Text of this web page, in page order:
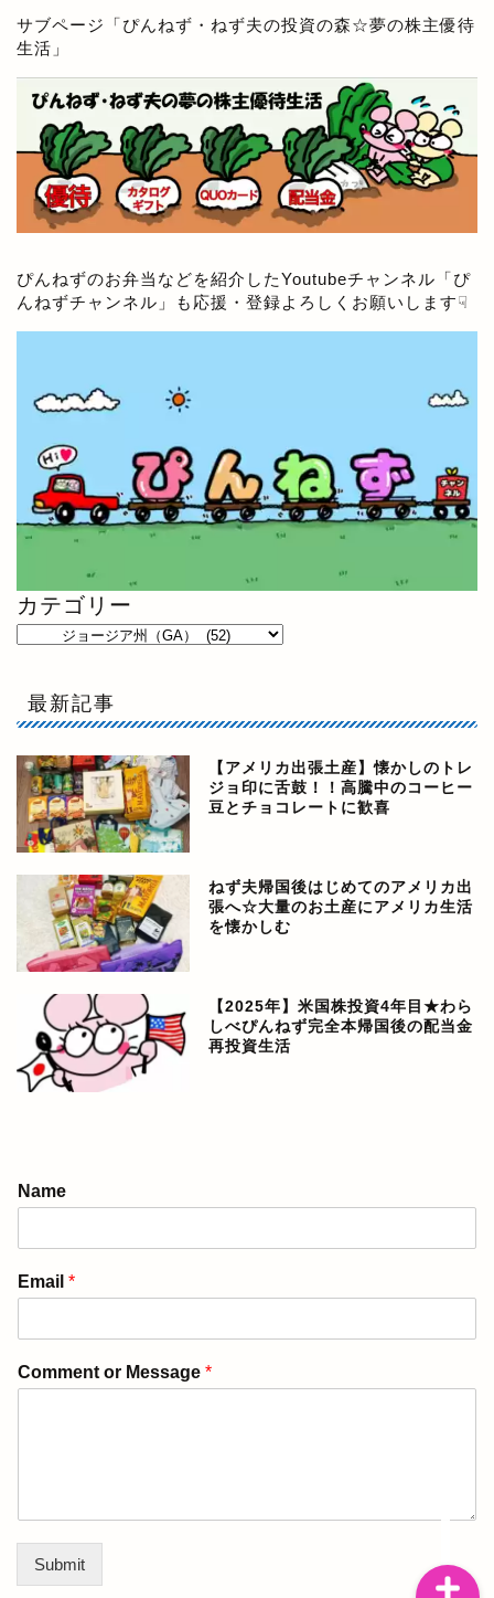
サブページ「ぴんねず・ねず夫の投資の森☆夢の株主優待
生活 」
ぴんねずのお弁当などを紹介したYoutubeチャンネル「ぴ
んねずチャンネル 」も応援・登録よろしくお願いします☟
カテゴリー
最新記事
【アメリカ出張土産】懐かしのトレ
ジョ印に舌鼓！！高騰中のコーヒー
豆とチョコレートに歓喜
ねず夫帰国後はじめてのアメリカ出
張へ☆大量のお土産にアメリカ生活
を懐かしむ
【2025年】米国株投資4年目★わら
しべぴんねず完全本帰国後の配当金
再投資生活
Name
Email *
Comment or Message *
Submit
ぴんねず☆ごはんのレシ
ぴんねずの旅のしおり・